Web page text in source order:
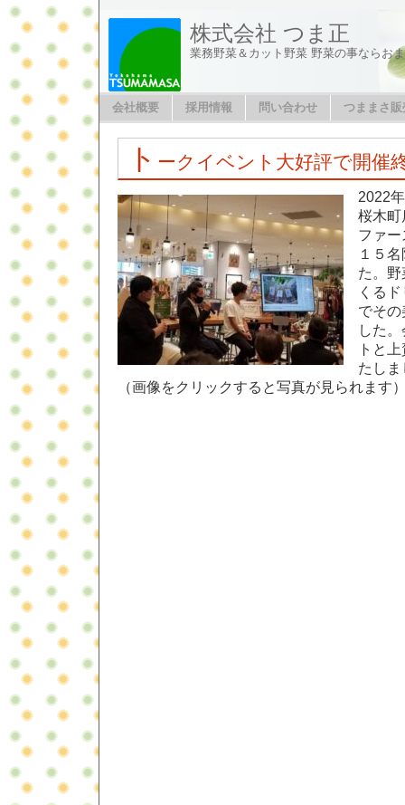
株式会社 つま正
業務野菜＆カット野菜 野菜の事ならお
会社概要 採用情報 問い合わせ つままさ
ト ークイベント大好評で開催
2022
桜木町
ファ
１５
た。
くる
でそ
した
トと
たし
（画像をクリックすると写真が見られます